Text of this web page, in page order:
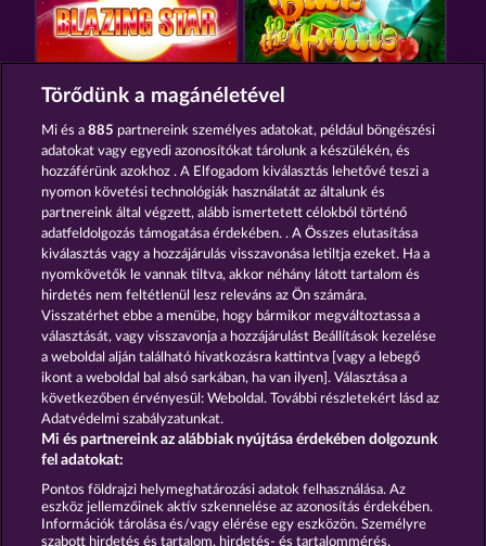
BLAZING STAR BACK TO THE FRUITS
FRUIT MANIA RHFP TOTAL ECLIPSE
Részvételi feltételek
Adatkezelési tájékoztató Impresszum
A cég GYIK
Törődünk a magánéletével
Mi és a885 partnereink személyes adatokat, például böngészési
adatokat vagy egyedi azonosítókat tárolunk a készülékén, és
hozzáférünk azokhoz . A Elfogadom kiválasztás lehetővé teszi a
nyomon követési technológiák használatát az általunk és
partnereink által végzett, alább ismertetett célokból történő
adatfeldolgozás támogatása érdekében. . A Összes elutasítása
kiválasztás vagy a hozzájárulás visszavonása letiltja ezeket. Ha a
nyomkövetők le vannak tiltva, akkor néhány látott tartalom és
hirdetés nem feltétlenül lesz releváns az Ön számára.
Visszatérhet ebbe a menübe, hogy bármikor megváltoztassa a
választását, vagy visszavonja a hozzájárulást Beállítások kezelése
a weboldal alján található hivatkozásra kattintva [vagy a lebegő
ikont a weboldal bal alsó sarkában, ha van ilyen]. Választása a
következőben érvényesül: Weboldal. További részletekért lásd az
Adatvédelmi szabályzatunkat.
Mi és partnereink az alábbiak nyújtása érdekében dolgozunk
fel adatokat:
Pontos földrajzi helymeghatározási adatok felhasználása. Az
eszköz jellemzőinek aktív szkennelése az azonosítás érdekében.
Információk tárolása és/vagy elérése egy eszközön. Személyre
szabott hirdetés és tartalom, hirdetés- és tartalommérés,